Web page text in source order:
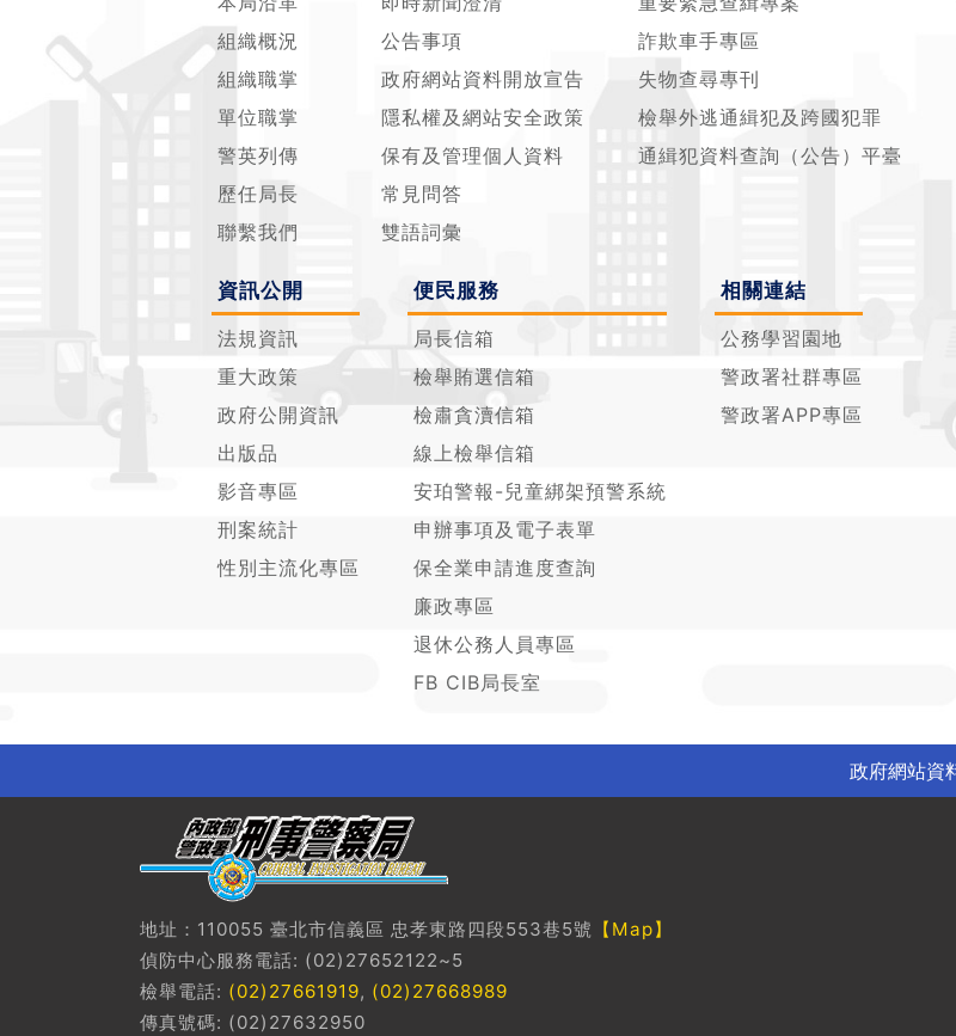
組織概況
組織職掌
單位職掌
警英列傳
歷任局長
聯繫我們
公告事項
政府網站資料開放宣告
隱私權及網站安全政策
保有及管理個人資料
常見問答
雙語詞彙
詐欺車手專區
失物查尋專刊
檢舉外逃通緝犯及跨國犯罪
通緝犯資料查詢（公告）平臺
資訊公開
法規資訊
重大政策
政府公開資訊
出版品
影音專區
刑案統計
性別主流化專區
便民服務
局長信箱
檢舉賄選信箱
檢肅貪瀆信箱
線上檢舉信箱
安珀警報-兒童綁架預警系統
申辦事項及電子表單
保全業申請進度查詢
廉政專區
退休公務人員專區
FB CIB局長室
相關連結
公務學習園地
警政署社群專區
警政署APP專區
政府網站資
地址：110055 臺北市信義區 忠孝東路四段553巷5號 【Map】
偵防中心服務電話: (02)27652122~5
檢舉電話: (02)27661919, (02)27668989
傳真號碼: (02)27632950